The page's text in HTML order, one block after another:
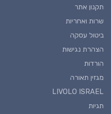
תקנון אתר
שרות ואחריות
ביטול עסקה
הצהרת נגישות
הורדות
מגזין תאורה
LIVOLO ISRAEL
תגיות